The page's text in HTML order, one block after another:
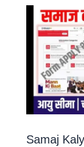
Samaj